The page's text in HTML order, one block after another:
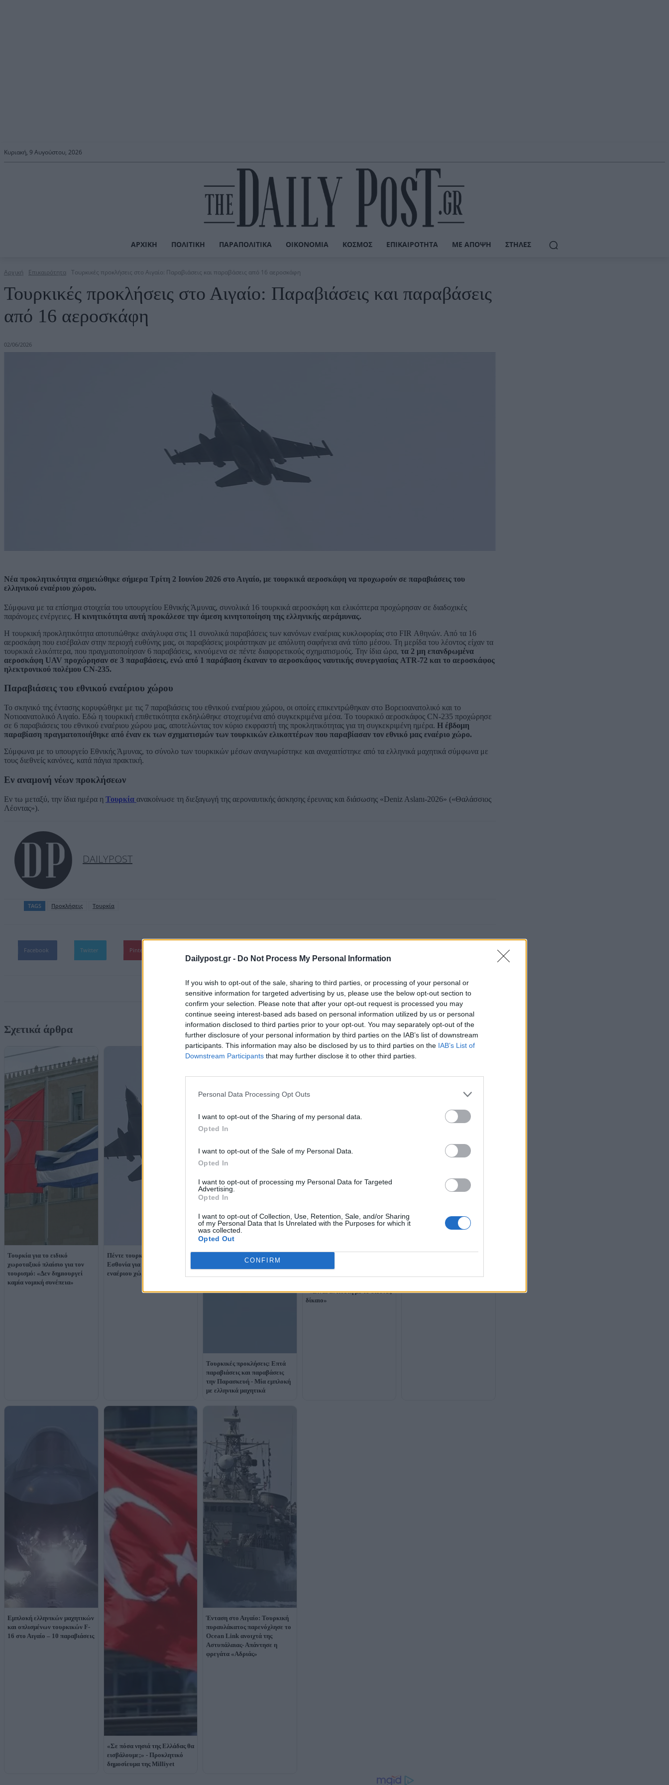
Dailypost.gr - Do Not Process My Personal Information
If you wish to opt-out of the sale, sharing to third parties, or processing of your personal or
sensitive information for targeted advertising by us, please use the below opt-out section to
confirm your selection. Please note that after your opt-out request is processed you may
continue seeing interest-based ads based on personal information utilized by us or personal
information disclosed to third parties prior to your opt-out. You may separately opt-out of the
further disclosure of your personal information by third parties on the IAB’s list of downstream
participants. This information may also be disclosed by us to third parties on the IAB’s List of
Downstream Participants that may further disclose it to other third parties.
Personal Data Processing Opt Outs
I want to opt-out of the Sharing of my personal data.
Opted In
I want to opt-out of the Sale of my Personal Data.
Opted In
I want to opt-out of processing my Personal Data for Targeted
Advertising.
Opted In
I want to opt-out of Collection, Use, Retention, Sale, and/or Sharing
of my Personal Data that Is Unrelated with the Purposes for which it
was collected.
Opted Out
CONFIRM
Κυριακή, 9 Αυγούστου, 2026
ΑΡΧΙΚΉ ΠΟΛΙΤΙΚΉ ΠΑΡΑΠΟΛΙΤΙΚΆ ΟΙΚΟΝΟΜΊΑ ΚΌΣΜΟΣ ΕΠΙΚΑΙΡΌΤΗΤΑ ΜΕ ΆΠΟΨΗ ΣΤΉΛΕΣ
Αρχική Επικαιρότητα Τουρκικές προκλήσεις στο Αιγαίο: Παραβιάσεις και παραβάσεις από 16 αεροσκάφη
Τουρκικές προκλήσεις στο Αιγαίο: Παραβιάσεις και παραβάσεις
από 16 αεροσκάφη
02/06/2026
Νέα προκλητικότητα σημειώθηκε σήμερα Τρίτη 2 Ιουνίου 2026 στο Αιγαίο, με τουρκικά αεροσκάφη να προχωρούν σε παραβιάσεις του
ελληνικού εναέριου χώρου.
Σύμφωνα με τα επίσημα στοιχεία του υπουργείου Εθνικής Άμυνας, συνολικά 16 τουρκικά αεροσκάφη και ελικόπτερα προχώρησαν σε διαδοχικές
παράνομες ενέργειες. Η κινητικότητα αυτή προκάλεσε την άμεση κινητοποίηση της ελληνικής αεράμυνας.
Η τουρκική προκλητικότητα αποτυπώθηκε ανάγλυφα στις 11 συνολικά παραβάσεις των κανόνων εναέριας κυκλοφορίας στο FIR Αθηνών. Από τα 16
αεροσκάφη που εισέβαλαν στην περιοχή ευθύνης μας, οι παραβάσεις μοιράστηκαν με απόλυτη σαφήνεια ανά τύπο μέσου. Τη μερίδα του λέοντος είχαν τα
τουρκικά ελικόπτερα, που πραγματοποίησαν 6 παραβάσεις, κινούμενα σε πέντε διαφορετικούς σχηματισμούς. Την ίδια ώρα, τα 2 μη επανδρωμένα
αεροσκάφη UAV προχώρησαν σε 3 παραβάσεις, ενώ από 1 παράβαση έκαναν το αεροσκάφος ναυτικής συνεργασίας ATR-72 και το αεροσκάφος
ηλεκτρονικού πολέμου CN-235.
Παραβιάσεις του εθνικού εναέριου χώρου
Το σκηνικό της έντασης κορυφώθηκε με τις 7 παραβιάσεις του εθνικού εναέριου χώρου, οι οποίες επικεντρώθηκαν στο Βορειοανατολικό και το
Νοτιοανατολικό Αιγαίο. Εδώ η τουρκική επιθετικότητα εκδηλώθηκε στοχευμένα από συγκεκριμένα μέσα. Το τουρκικό αεροσκάφος CN-235 προχώρησε
σε 6 παραβιάσεις του εθνικού εναέριου χώρου μας, αποτελώντας τον κύριο εκφραστή της προκλητικότητας για τη συγκεκριμένη ημέρα. Η έβδομη
παραβίαση πραγματοποιήθηκε από έναν εκ των σχηματισμών των τουρκικών ελικοπτέρων που παραβίασαν τον εθνικό μας εναέριο χώρο.
Σύμφωνα με το υπουργείο Εθνικής Άμυνας, το σύνολο των τουρκικών μέσων αναγνωρίστηκε και αναχαιτίστηκε από τα ελληνικά μαχητικά σύμφωνα με
τους διεθνείς κανόνες, κατά πάγια πρακτική.
Εν αναμονή νέων προκλήσεων
Εν τω μεταξύ, την ίδια ημέρα η Τουρκία ανακοίνωσε τη διεξαγωγή της αεροναυτικής άσκησης έρευνας και διάσωσης «Deniz Aslanı-2026» («Θαλάσσιος
Λέοντας»).
DAILYPOST
TAGS Προκλήσεις Τουρκία
Facebook Twitter Pinterest
Σχετικά άρθρα
Τουρκία για το ειδικό
χωροταξικό πλαίσιο για τον
τουρισμό: «Δεν δημιουργεί
καμία νομική συνέπεια»
Πέντε τουρκικά F-16 στην
Εσθονία για την προστασία του
εναέριου χώρου της Βαλτικής
Τουρκικές προκλήσεις: Επτά
παραβιάσεις και παραβάσεις
την Παρασκευή - Μία εμπλοκή
με ελληνικά μαχητικά
- «Είναι αντίθετη με το διεθνές
δίκαιο»
Δένδια - «Δεν παραβιάστηκε ο
Εμπλοκή ελληνικών μαχητικών
και οπλισμένων τουρκικών F-
16 στο Αιγαίο – 10 παραβιάσεις
«Σε πόσα νησιά της Ελλάδας θα
εισβάλουμε;» - Προκλητικό
δημοσίευμα της Milliyet
Ένταση στο Αιγαίο: Τουρκική
πυραυλάκατος παρενόχλησε το
Ocean Link ανοιχτά της
Αστυπάλαιας- Απάντησε η
φρεγάτα «Αδριάς»